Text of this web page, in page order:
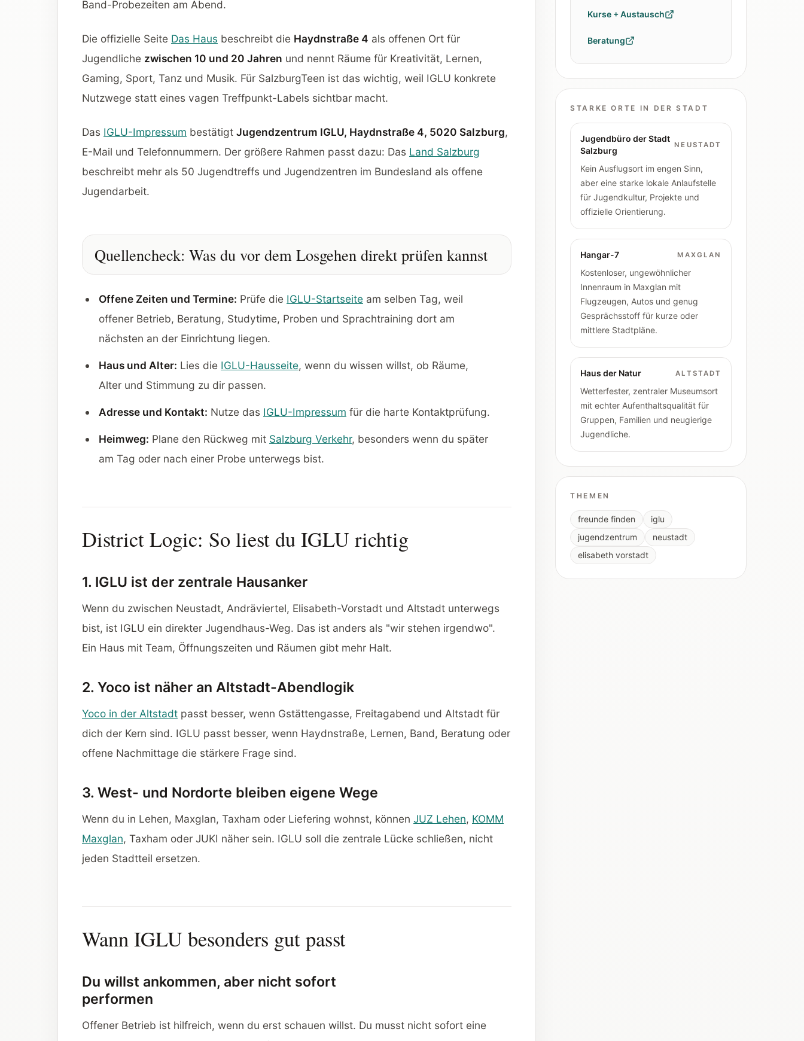
Band-Probezeiten am Abend.
Die offizielle Seite Das Haus beschreibt die Haydnstraße 4 als offenen Ort für
Jugendliche zwischen 10 und 20 Jahren und nennt Räume für Kreativität, Lernen,
Gaming, Sport, Tanz und Musik. Für SalzburgTeen ist das wichtig, weil IGLU konkrete
Nutzwege statt eines vagen Treffpunkt-Labels sichtbar macht.
Das IGLU-Impressum bestätigt Jugendzentrum IGLU, Haydnstraße 4, 5020 Salzburg,
E-Mail und Telefonnummern. Der größere Rahmen passt dazu: Das Land Salzburg
beschreibt mehr als 50 Jugendtreffs und Jugendzentren im Bundesland als offene
Jugendarbeit.
Quellencheck: Was du vor dem Losgehen direkt prüfen kannst
Offene Zeiten und Termine: Prüfe die IGLU-Startseite am selben Tag, weil
offener Betrieb, Beratung, Studytime, Proben und Sprachtraining dort am
nächsten an der Einrichtung liegen.
Haus und Alter: Lies die IGLU-Hausseite, wenn du wissen willst, ob Räume,
Alter und Stimmung zu dir passen.
Adresse und Kontakt: Nutze das IGLU-Impressum für die harte Kontaktprüfung.
Heimweg: Plane den Rückweg mit Salzburg Verkehr, besonders wenn du später
am Tag oder nach einer Probe unterwegs bist.
District Logic: So liest du IGLU richtig
1. IGLU ist der zentrale Hausanker
Wenn du zwischen Neustadt, Andräviertel, Elisabeth-Vorstadt und Altstadt unterwegs
bist, ist IGLU ein direkter Jugendhaus-Weg. Das ist anders als "wir stehen irgendwo".
Ein Haus mit Team, Öffnungszeiten und Räumen gibt mehr Halt.
2. Yoco ist näher an Altstadt-Abendlogik
Yoco in der Altstadt passt besser, wenn Gstättengasse, Freitagabend und Altstadt für
dich der Kern sind. IGLU passt besser, wenn Haydnstraße, Lernen, Band, Beratung oder
offene Nachmittage die stärkere Frage sind.
3. West- und Nordorte bleiben eigene Wege
Wenn du in Lehen, Maxglan, Taxham oder Liefering wohnst, können JUZ Lehen, KOMM
Maxglan, Taxham oder JUKI näher sein. IGLU soll die zentrale Lücke schließen, nicht
jeden Stadtteil ersetzen.
Wann IGLU besonders gut passt
Du willst ankommen, aber nicht sofort
performen
Offener Betrieb ist hilfreich, wenn du erst schauen willst. Du musst nicht sofort eine
Kurse + Austausch
Beratung
STARKE ORTE IN DER STADT
Jugendbüro der Stadt
Salzburg
NEUSTADT
Kein Ausflugsort im engen Sinn,
aber eine starke lokale Anlaufstelle
für Jugendkultur, Projekte und
offizielle Orientierung.
Hangar-7 MAXGLAN
Kostenloser, ungewöhnlicher
Innenraum in Maxglan mit
Flugzeugen, Autos und genug
Gesprächsstoff für kurze oder
mittlere Stadtpläne.
Haus der Natur ALTSTADT
Wetterfester, zentraler Museumsort
mit echter Aufenthaltsqualität für
Gruppen, Familien und neugierige
Jugendliche.
THEMEN
freunde finden
iglu
jugendzentrum
neustadt
elisabeth vorstadt